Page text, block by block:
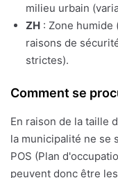
milieu urbain
ZH : Zone
raisons de
strictes).
Comment se
En raison de la taille
la municipalité ne se
POS (Plan
peuvent donc être